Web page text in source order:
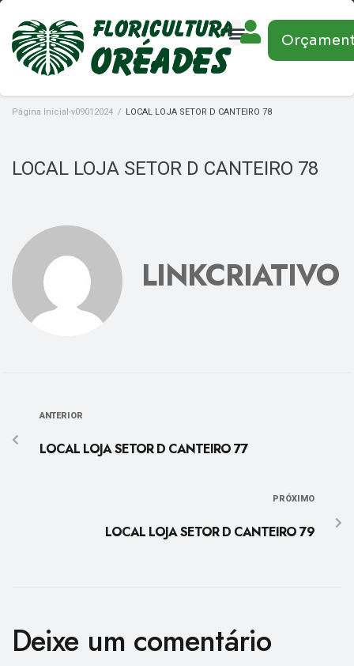
Página Inicial-v09012024 / LOCAL LOJA SETOR D CANTEIRO 78
LOCAL LOJA SETOR D CANTEIRO 78
LINKCRIATIVO
ANTERIOR
LOCAL LOJA SETOR D CANTEIRO 77
PRÓXIMO
LOCAL LOJA SETOR D CANTEIRO 79
Deixe um comentário